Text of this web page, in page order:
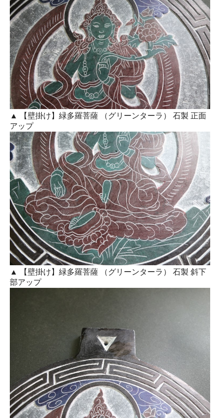
▲ 【壁掛け】緑多羅菩薩 （グリーンターラ） 石製 正面
アップ
▲ 【壁掛け】緑多羅菩薩 （グリーンターラ） 石製 斜下
部アップ